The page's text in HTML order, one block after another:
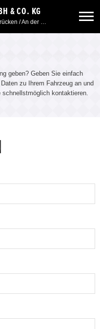
& CO. KG
Kurt-Schumacher-Straße 23, 66130 Saarbrücken / An der Windmühle 7, 66780 Siersburg
geben? Geben Sie einfach
zu Ihrem Fahrzeug an und
kontaktieren.